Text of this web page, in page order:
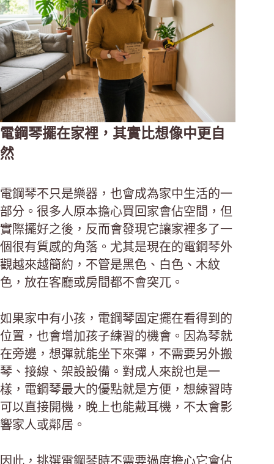
電鋼琴擺在家裡，其實比想像中更自
然
電鋼琴不只是樂器，也會成為家中生活的一
部分。很多人原本擔心買回家會佔空間，但
實際擺好之後，反而會發現它讓家裡多了一
個很有質感的角落。尤其是現在的電鋼琴外
觀越來越簡約，不管是黑色、白色、木紋
色，放在客廳或房間都不會突兀。
如果家中有小孩，電鋼琴固定擺在看得到的
位置，也會增加孩子練習的機會。因為琴就
在旁邊，想彈就能坐下來彈，不需要另外搬
琴、接線、架設設備。對成人來說也是一
樣，電鋼琴最大的優點就是方便，想練習時
可以直接開機，晚上也能戴耳機，不太會影
響家人或鄰居。
因此，挑選電鋼琴時不需要過度擔心它會佔